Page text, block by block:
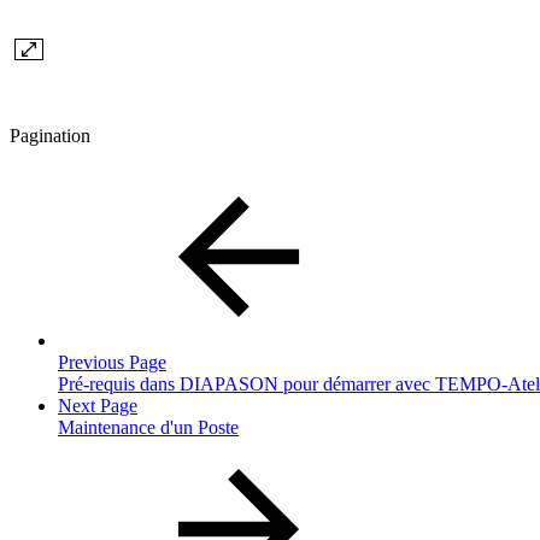
Pagination
Previous Page
Pré-requis dans DIAPASON pour démarrer avec TEMPO-
Next Page
Maintenance d'un Poste